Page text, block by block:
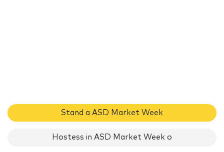
Stand a ASD Market Week
Hostess in ASD Market Week o